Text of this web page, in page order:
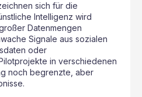
sich für die
Intelligenz wird
Datenmengen
Signale aus sozialen
oder
in verschiedenen
noch begrenzte, aber